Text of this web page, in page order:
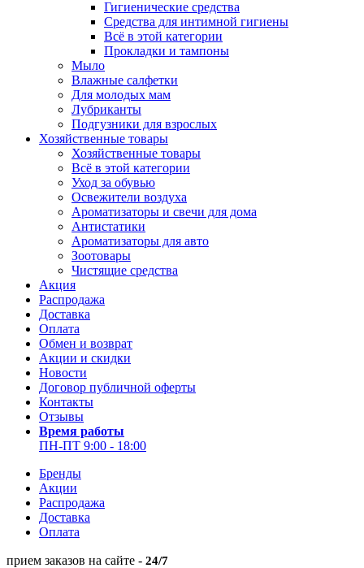
Гигиенические средства
Средства для интимной гигиены
Всё в этой категории
Прокладки и тампоны
Мыло
Влажные салфетки
Для молодых мам
Лубриканты
Подгузники для взрослых
Хозяйственные товары
Хозяйственные товары
Всё в этой категории
Уход за обувью
Освежители воздуха
Ароматизаторы и свечи для дома
Антистатики
Ароматизаторы для авто
Зоотовары
Чистящие средства
Акция
Распродажа
Доставка
Оплата
Обмен и возврат
Акции и скидки
Новости
Договор публичной оферты
Контакты
Отзывы
Время работы
ПН-ПТ 9:00 - 18:00
Бренды
Акции
Распродажа
Доставка
Оплата
прием заказов на сайте - 24/7